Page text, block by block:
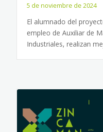
5 de noviembre de 2024
El alumnado del
empleo de Auxiliar de
Industriales, realizan